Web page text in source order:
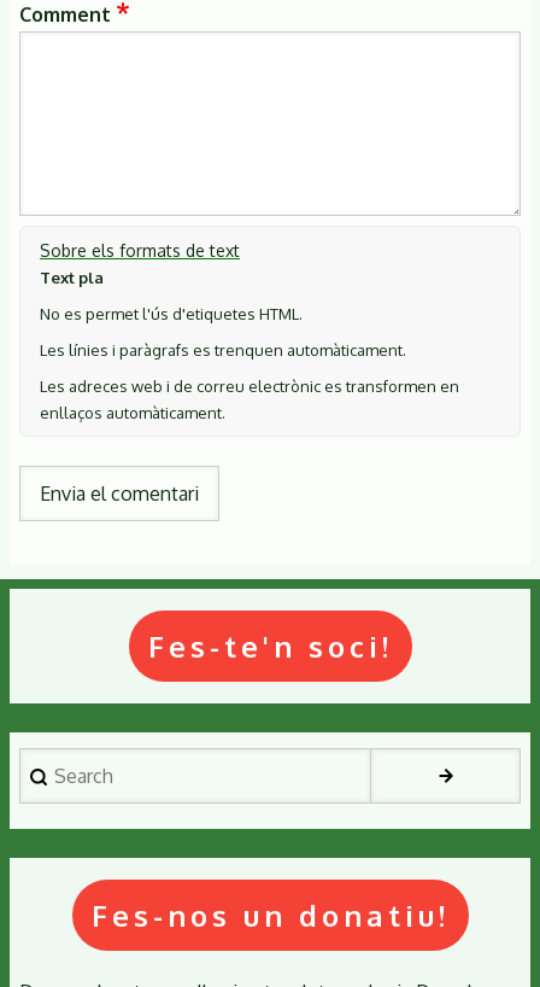
Comment
Sobre els formats de text
Text pla
No es permet l'ús d'etiquetes HTML.
Les línies i paràgrafs es trenquen automàticament.
Les adreces web i de correu electrònic es transformen en
enllaços automàticament.
Fes-te'n soci!
Search
Fes-nos un donatiu!